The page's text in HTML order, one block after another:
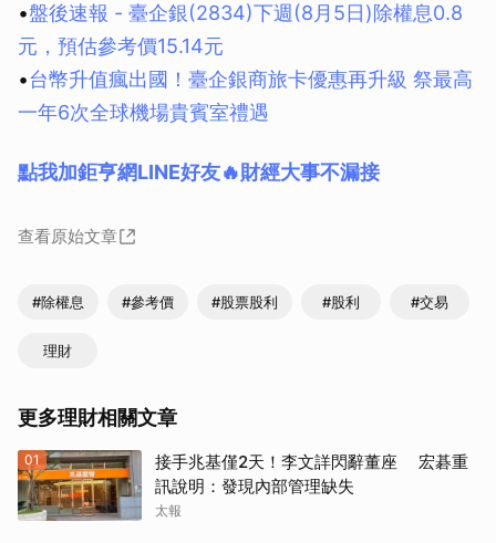
•盤後速報 - 臺企銀(2834)下週(8月5日)除權息0.8
元，預估參考價15.14元
•台幣升值瘋出國！臺企銀商旅卡優惠再升級 祭最高
一年6次全球機場貴賓室禮遇
點我加鉅亨網LINE好友🔥財經大事不漏接
查看原始文章
#除權息 #參考價 #股票股利 #股利 #交易
理財
更多理財相關文章
01
接手兆基僅2天！李文詳閃辭董座 宏碁重
訊說明：發現內部管理缺失
太報